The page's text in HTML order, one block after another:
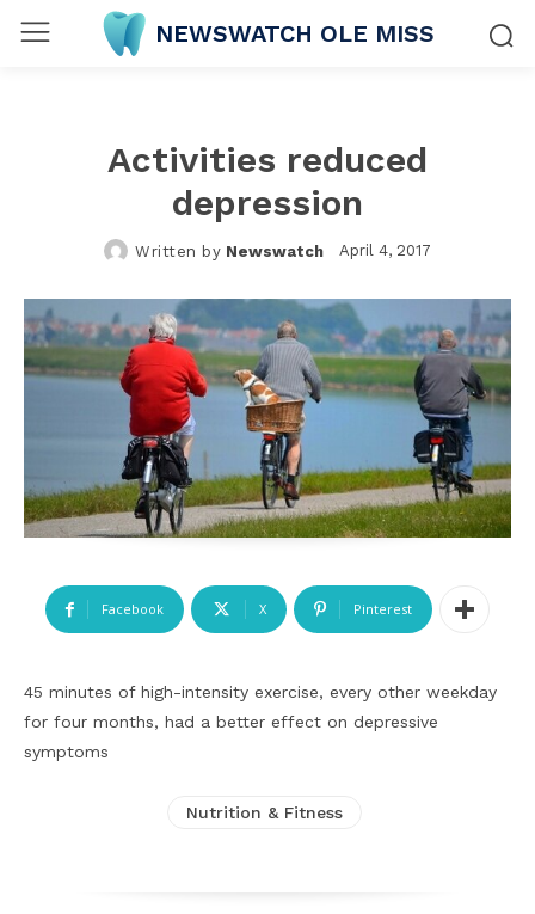
NEWSWATCH OLE MISS
Activities reduced
depression
Written by Newswatch April 4, 2017
Facebook X Pinterest
45 minutes of high-intensity exercise, every other weekday
for four months, had a better effect on depressive
symptoms
Nutrition & Fitness